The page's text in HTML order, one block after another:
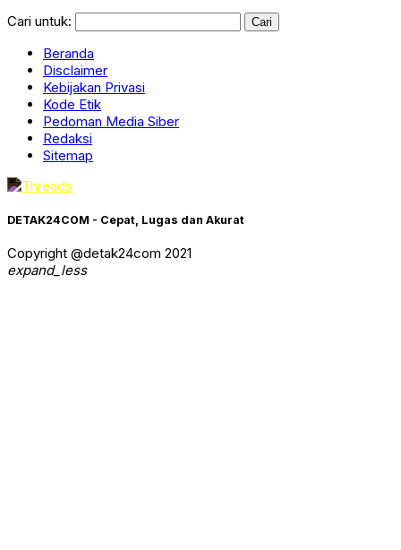
Cari untuk:
Beranda
Disclaimer
Kebijakan Privasi
Kode Etik
Pedoman Media Siber
Redaksi
Sitemap
DETAK24COM - Cepat, Lugas dan Akurat
Copyright @detak24com 2021
expand_less